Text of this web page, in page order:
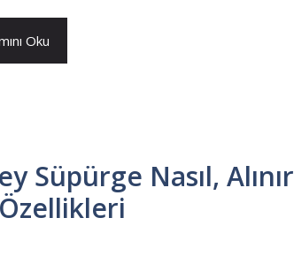
Oku
Süpürge Nasıl, Alınır
Özellikleri